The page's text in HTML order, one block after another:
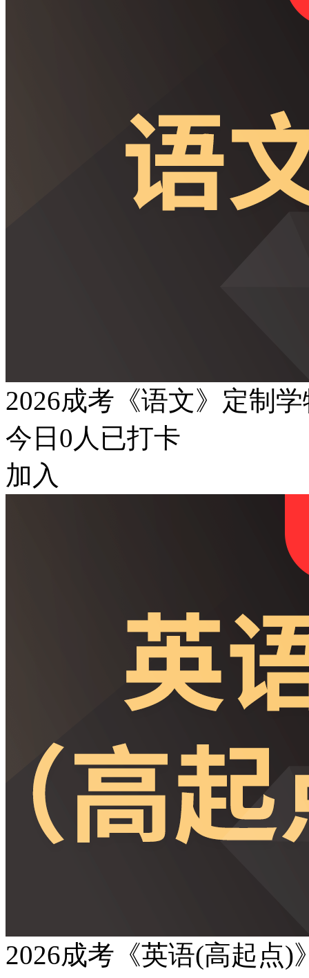
2026成考《语文》定制
今日 0 人已打卡
加入
2026成考《英语(高起点)